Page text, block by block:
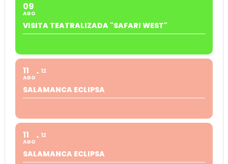
09
AGO
VISITA TEATRALIZADA "SAFARI WEST"
11
AGO
12
SALAMANCA ECLIPSA
11
AGO
12
SALAMANCA ECLIPSA